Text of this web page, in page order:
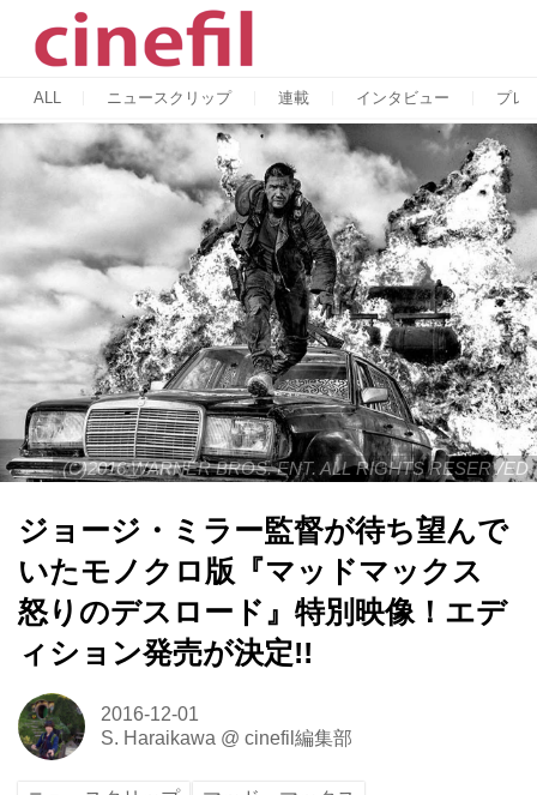
ALL ニュースクリップ 連載 インタビュー プレ
(C)2016 WARNER BROS. ENT. ALL RIGHTS RESERVED
ジョージ・ミラー監督が待ち望んで
いたモノクロ版『マッドマックス
怒りのデスロード』特別映像！エデ
ィション発売が決定!!
2016-12-01
S. Haraikawa @ cinefil編集部